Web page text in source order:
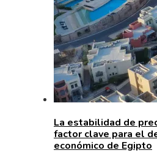
La estabilidad de
factor clave para el
económico de Egipto